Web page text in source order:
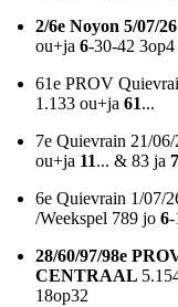
2/6e Noyon 5/07/
ou+ja 6-30-42
61e PROV
1.133 ou+ja 61...
7e Quievrain 21/
ou+ja 11... & 83 ja 7
6e Quievrain 1/07/
/Weekspel 789 jo 6-
28/60/97/98e
CENTRAAL
18op32